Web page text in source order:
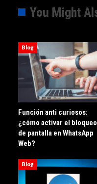
You Might
Blog
Función anti curiosos:
¿cómo activar el bloqueo
de pantalla en WhatsApp
Web?
Blog